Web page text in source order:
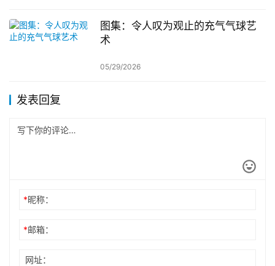
图集：令人叹为观止的充气气球艺
术
05/29/2026
发表回复
*昵称：
*邮箱：
网址：